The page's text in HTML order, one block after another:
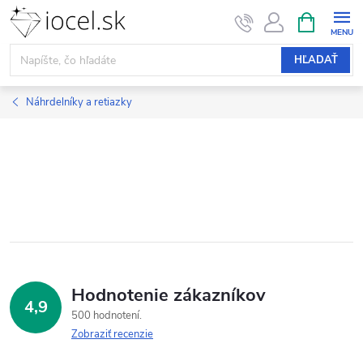
Prejsť
obsah
HĽADAŤ
KOŠÍK
Náhrdelníky a retiazky
4,9 Hodnotenie zákazníkov
500 hodnotení
Zobraziť recenzie